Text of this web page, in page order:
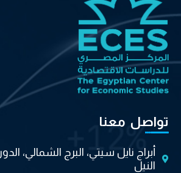
تواصل معنا
أبراج نايل سيتي، البرج الشمالي،
النيل